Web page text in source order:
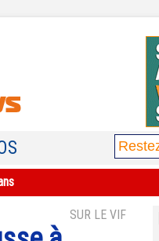
SUR LE VIF